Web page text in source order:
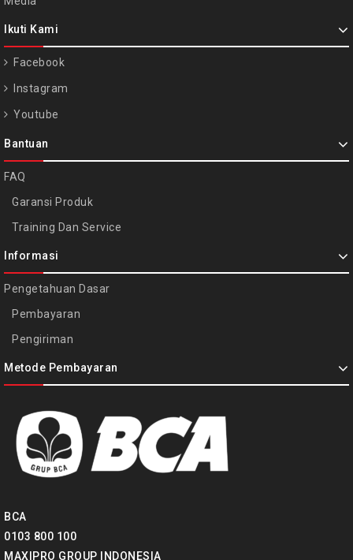
Ikuti Kami
Facebook
Instagram
Youtube
Bantuan
FAQ
Garansi Produk
Training Dan Service
Informasi
Pengetahuan Dasar
Pembayaran
Pengiriman
Metode Pembayaran
BCA
0103 800 100
MAXIPRO GROUP INDONESIA